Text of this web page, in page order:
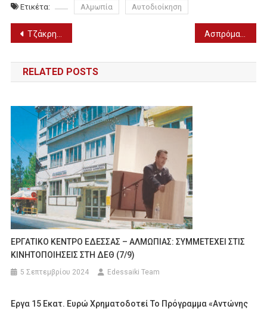
Ετικέτα: Αλμωπία Αυτοδιοίκηση
Πλοήγηση
άρθρων
Τζάκρη προς Κικίλια: Να μετακινηθούν άμεσα εθελοντές ιατροί στα νοσοκομεία της Πέλλας
RELATED POSTS
ΕΡΓΑΤΙΚΟ ΚΕΝΤΡΟ ΕΔΕΣΣΑΣ – ΑΛΜΩΠΙΑΣ: ΣΥΜΜΕΤΕΧΕΙ ΣΤΙΣ
ΚΙΝΗΤΟΠΟΙΗΣΕΙΣ ΣΤΗ ΔΕΘ (7/9)
5 Σεπτεμβρίου 2024 Edessaiki Team
Εργα 15 Εκατ. Ευρώ Χρηματοδοτεί Το Πρόγραμμα «Αντώνης